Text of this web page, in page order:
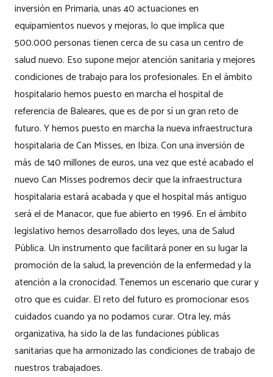
inversión en Primaria, unas 40 actuaciones en
equipamientos nuevos y mejoras, lo que implica que
500.000 personas tienen cerca de su casa un centro de
salud nuevo. Eso supone mejor atención sanitaria y mejores
condiciones de trabajo para los profesionales. En el ámbito
hospitalario hemos puesto en marcha el hospital de
referencia de Baleares, que es de por sí un gran reto de
futuro. Y hemos puesto en marcha la nueva infraestructura
hospitalaria de Can Misses, en Ibiza. Con una inversión de
más de 140 millones de euros, una vez que esté acabado el
nuevo Can Misses podremos decir que la infraestructura
hospitalaria estará acabada y que el hospital más antiguo
será el de Manacor, que fue abierto en 1996. En el ámbito
legislativo hemos desarrollado dos leyes, una de Salud
Pública. Un instrumento que facilitará poner en su lugar la
promoción de la salud, la prevención de la enfermedad y la
atención a la cronocidad. Tenemos un escenario que curar y
otro que es cuidar. El reto del futuro es promocionar esos
cuidados cuando ya no podamos curar. Otra ley, más
organizativa, ha sido la de las fundaciones públicas
sanitarias que ha armonizado las condiciones de trabajo de
nuestros trabajadoes.